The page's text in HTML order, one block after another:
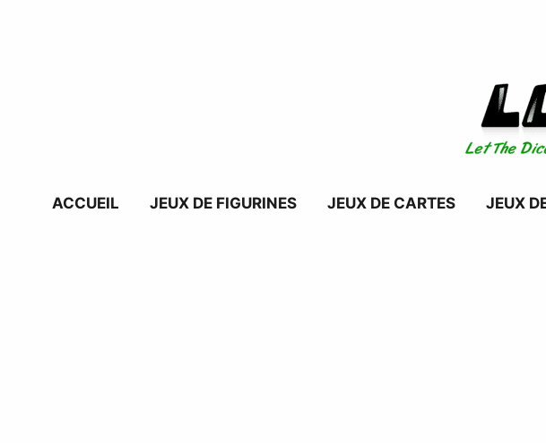
ACCUEIL JEUX DE FIGURINES JEUX DE CARTES JEUX